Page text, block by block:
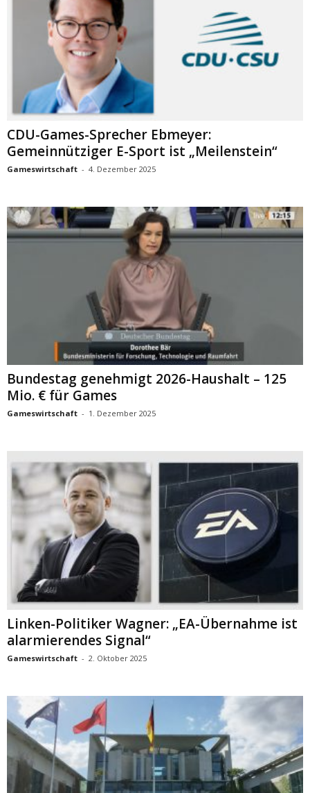
CDU-Games-Sprecher Ebmeyer:
Gemeinnütziger E-Sport ist „Meilenstein“
Gameswirtschaft - 4. Dezember 2025
Bundestag genehmigt 2026-Haushalt – 125
Mio. € für Games
Gameswirtschaft - 1. Dezember 2025
Linken-Politiker Wagner: „EA-Übernahme ist
alarmierendes Signal“
Gameswirtschaft - 2. Oktober 2025